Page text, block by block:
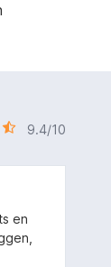
9.4/10
en